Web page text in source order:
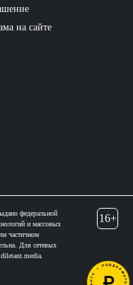
на сайте
федеральной
и массовых
частичном
Для сетевых
16+